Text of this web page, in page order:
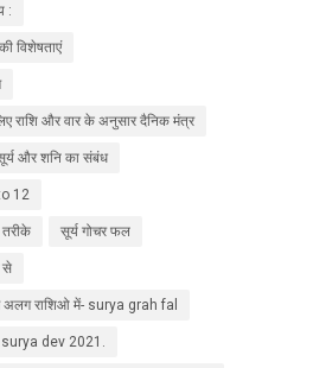
:
विशेषताएं
राशि और वार के अनुसार दैनिक मंत्र
और शनि का संबंध
12
सूर्य गोचर फल
से
अलग राशिओ में- surya grah fal
dev 2021.